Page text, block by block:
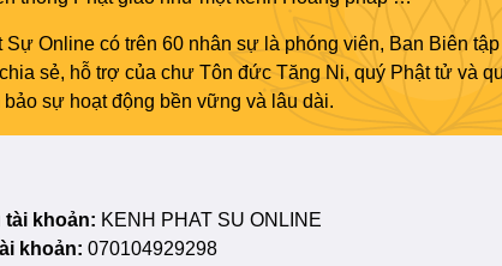
Sự Online có trên 60 nhân sự là phóng viên, Ban Biên
sẻ, hỗ trợ của chư Tôn đức Tăng Ni, quý Phật tử và
bảo sự hoạt động bền vững và lâu dài.
tài khoản: KENH PHAT SU ONLINE
khoản: 070104929298